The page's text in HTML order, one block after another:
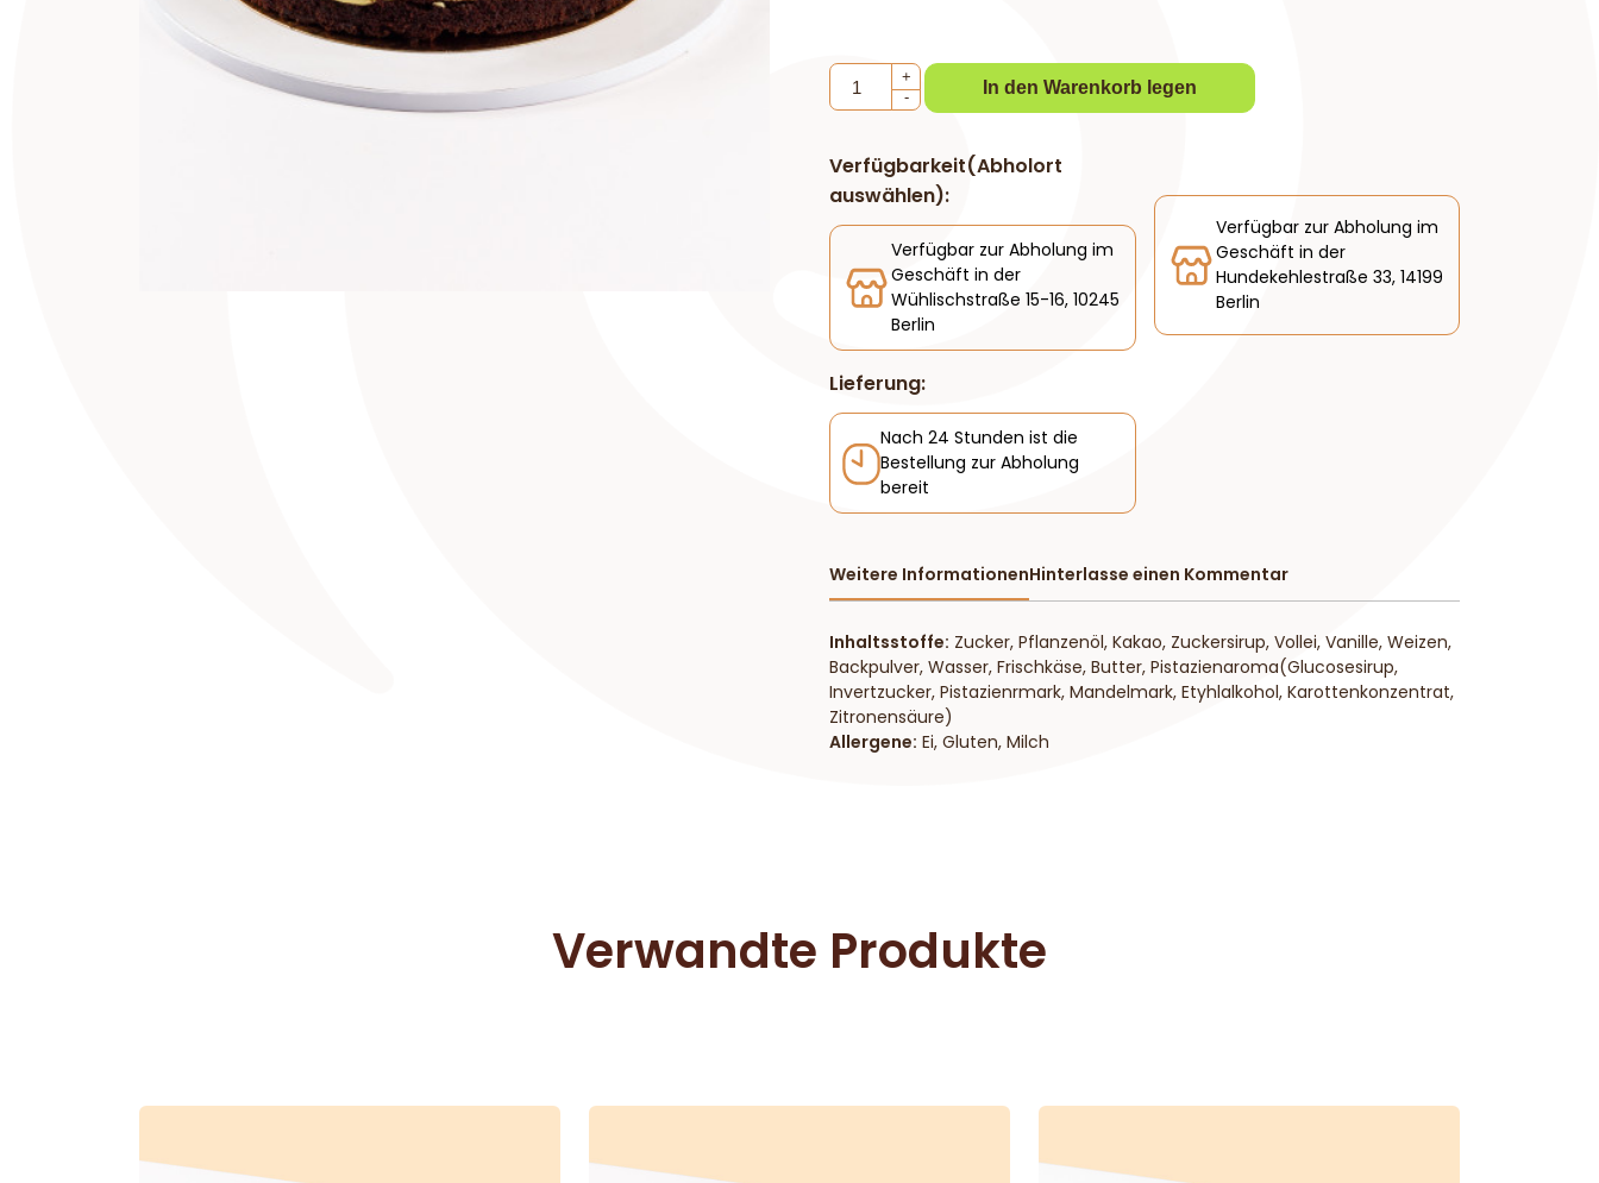
-
+
In den Warenkorb legen
Verfügbarkeit(Abholort
auswählen):
Verfügbar zur Abholung im
Geschäft in der
Wühlischstraße 15-16, 10245
Berlin
Verfügbar zur Abholung im
Geschäft in der
Hundekehlestraße 33, 14199
Berlin
Lieferung:
Nach 24 Stunden ist die
Bestellung zur Abholung
bereit
Weitere InformationenHinterlasse einen Kommentar
Inhaltsstoffe: Zucker, Pflanzenöl, Kakao, Zuckersirup, Vollei, Vanille, Weizen,
Backpulver, Wasser, Frischkäse, Butter, Pistazienaroma(Glucosesirup,
Invertzucker, Pistazienrmark, Mandelmark, Etyhlalkohol, Karottenkonzentrat,
Zitronensäure)
Allergene: Ei, Gluten, Milch
Verwandte Produkte